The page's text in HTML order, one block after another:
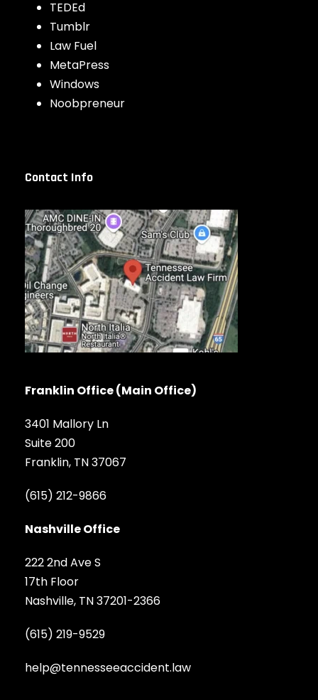
TEDEd
Tumblr
Law Fuel
MetaPress
Windows
Noobpreneur
Contact Info
Franklin Office (Main Office)
3401 Mallory Ln
Suite 200
Franklin, TN 37067
(615) 212-9866
Nashville Office
222 2nd Ave S
17th Floor
Nashville, TN 37201-2366
(615) 219-9529
help@tennesseeaccident.law